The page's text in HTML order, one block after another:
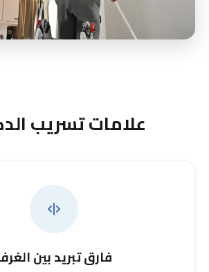
علامات تسريب
فارق تبريد بين